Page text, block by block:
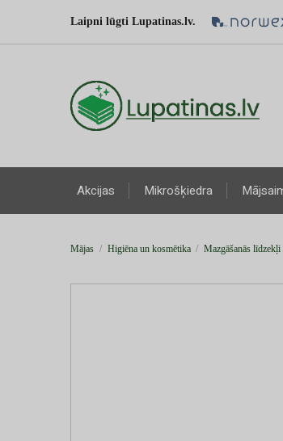
Laipni lūgti Lupatinas.lv.
Akcijas Mikrošķiedra
Mājas Higiēna un kosmētika Mazgāšanās līdzekļi